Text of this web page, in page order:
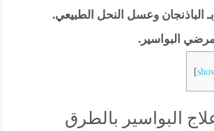
الباذنجان وعسل النحل الطبيعي.
البواسير.
]
البواسير بالطرق